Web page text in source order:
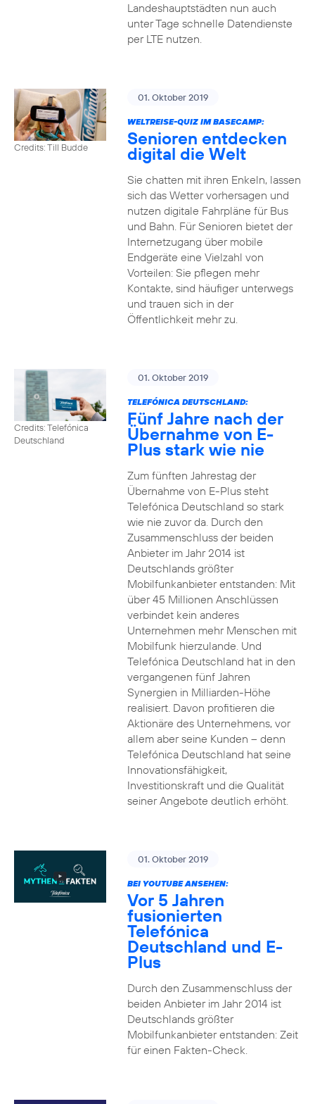
Landeshauptstädten nun auch
unter Tage schnelle Datendienste
per LTE nutzen.
Credits: Till Budde
01. Oktober 2019
WELTREISE-QUIZ IM BASECAMP:
Senioren entdecken
digital die Welt
Sie chatten mit ihren Enkeln, lassen
sich das Wetter vorhersagen und
nutzen digitale Fahrpläne für Bus
und Bahn. Für Senioren bietet der
Internetzugang über mobile
Endgeräte eine Vielzahl von
Vorteilen: Sie pflegen mehr
Kontakte, sind häufiger unterwegs
und trauen sich in der
Öffentlichkeit mehr zu.
Credits: Telefónica
Deutschland
01. Oktober 2019
TELEFÓNICA DEUTSCHLAND:
Fünf Jahre nach der
Übernahme von E-
Plus stark wie nie
Zum fünften Jahrestag der
Übernahme von E-Plus steht
Telefónica Deutschland so stark
wie nie zuvor da. Durch den
Zusammenschluss der beiden
Anbieter im Jahr 2014 ist
Deutschlands größter
Mobilfunkanbieter entstanden: Mit
über 45 Millionen Anschlüssen
verbindet kein anderes
Unternehmen mehr Menschen mit
Mobilfunk hierzulande. Und
Telefónica Deutschland hat in den
vergangenen fünf Jahren
Synergien in Milliarden-Höhe
realisiert. Davon profitieren die
Aktionäre des Unternehmens, vor
allem aber seine Kunden – denn
Telefónica Deutschland hat seine
Innovationsfähigkeit,
Investitionskraft und die Qualität
seiner Angebote deutlich erhöht.
01. Oktober 2019
BEI YOUTUBE ANSEHEN:
Vor 5 Jahren
fusionierten
Telefónica
Deutschland und E-
Plus
Durch den Zusammenschluss der
beiden Anbieter im Jahr 2014 ist
Deutschlands größter
Mobilfunkanbieter entstanden: Zeit
für einen Fakten-Check.